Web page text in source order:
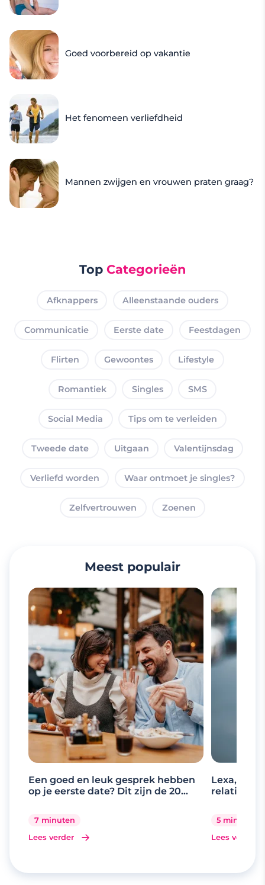
Goed voorbereid op vakantie
Het fenomeen verliefdheid
Mannen zwijgen en vrouwen praten graag?
Top Categorieën
Afknappers Alleenstaande ouders
Communicatie Eerste date Feestdagen
Flirten Gewoontes Lifestyle
Romantiek Singles SMS
Social Media Tips om te verleiden
Tweede date Uitgaan Valentijnsdag
Verliefd worden Waar ontmoet je singles?
Zelfvertrouwen Zoenen
Meest populair
Een goed en leuk gesprek hebben
op je eerste date? Dit zijn de 20
7 minuten
Lees verder
Lexa, de
relaties
5 minuten
Lees verder